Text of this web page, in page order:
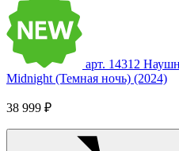
арт. 14312
Midnight (Темная ночь) (2024)
38 999 ₽